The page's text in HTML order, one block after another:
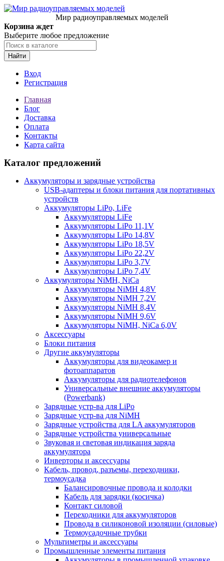
Мир радиоуправляемых моделей
Корзина ждет
Выберите любое предложение
Найти
Вход
Регистрация
Главная
Блог
Доставка
Оплата
Контакты
Карта сайта
Каталог предложений
Аккумуляторы и зарядные устройства
USB-адаптеры и блоки питания для портативных
устройств
Аккумуляторы LiPo, LiFe
Аккумуляторы LiFe
Аккумуляторы LiPo 11,1V
Аккумуляторы LiPo 14,8V
Аккумуляторы LiPo 18,5V
Аккумуляторы LiPo 22,2V
Аккумуляторы LiPo 3,7V
Аккумуляторы LiPo 7,4V
Аккумуляторы NiMH, NiCa
Аккумуляторы NiMH 4,8V
Аккумуляторы NiMH 7,2V
Аккумуляторы NiMH 8,4V
Аккумуляторы NiMH 9,6V
Аккумуляторы NiMH, NiCa 6,0V
Аксессуары
Блоки питания
Другие аккумуляторы
Аккумуляторы для видеокамер и
фотоаппаратов
Аккумуляторы для радиотелефонов
Универсальные внешние аккумуляторы
(Powerbank)
Зарядные устр-ва для LiPo
Зарядные устр-ва для NiMH
Зарядные устройства для LA аккумуляторов
Зарядные устройства универсальные
Звуковая и световая индикация заряда
аккумулятора
Инверторы и аксессуары
Кабель, провод, разъемы, переходники,
термоусадка
Балансировочные провода и колодки
Кабель для зарядки (косичка)
Контакт силовой
Переходники для аккумуляторов
Провода в силиконовой изоляции (силовые)
Термоусадочные трубки
Мультиметры и аксессуары
Промышленные элементы питания